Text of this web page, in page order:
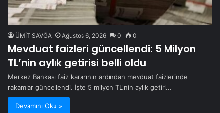
ÜMİT SAVĞA Ağustos 6, 2026 0 0
Mevduat faizleri güncellendi: 5 Milyon
TL’nin aylık getirisi belli oldu
Merkez Bankası faiz kararının ardından mevduat faizlerinde
rakamlar güncellendi. İşte 5 milyon TL'nin aylık getiri...
Devamını Oku »